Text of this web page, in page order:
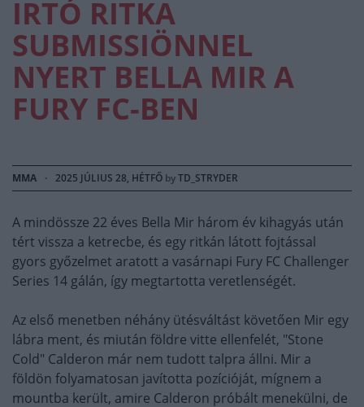
IRTÓ RITKA
SUBMISSIÖNNEL
NYERT BELLA MIR A
FURY FC-BEN
MMA · 2025 JÚLIUS 28, HÉTFŐ byTD_STRYDER
A mindössze 22 éves Bella Mir három év kihagyás után
tért vissza a ketrecbe, és egy ritkán látott fojtással
gyors győzelmet aratott a vasárnapi Fury FC Challenger
Series 14 gálán, így megtartotta veretlenségét.
Az első menetben néhány ütésváltást követően Mir egy
lábra ment, és miután földre vitte ellenfelét, "Stone
Cold" Calderon már nem tudott talpra állni. Mir a
földön folyamatosan javította pozícióját, mígnem a
mountba került, amire Calderon próbált menekülni, de